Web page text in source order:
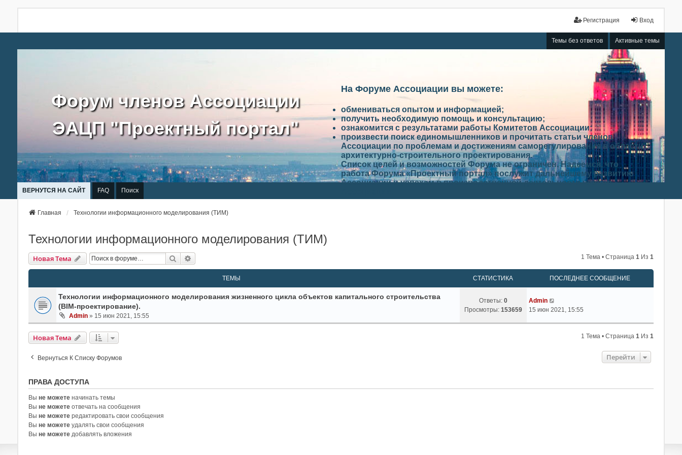
Вход
Регистрация
Темы без ответов Активные темы
Форум членов Ассоциации
ЭАЦП "Проектный портал"
На Форуме Ассоциации вы можете:
обмениваться опытом и информацией;
получить необходимую помощь и консультацию;
ознакомится с результатами работы Комитетов Ассоциации;
произвести поиск единомышленников и прочитать статьи членов
Ассоциации по проблемам и достижениям саморегулирования в области
архитектурно-строительного проектирования.
Список целей и возможностей Форума не ограничен. Надеемся, что
работа Форума «Проектный портал» послужит дальнейшему развитию
Ассоциации и успехам в производственной деятельности членов
ВЕРНУТСЯ НА САЙТ FAQ Поиск
Главная Технологии информационного моделирования (ТИМ)
Технологии информационного моделирования (ТИМ)
Новая Тема Поиск 1 Тема • Страница1 Из1
ТЕМЫ СТАТИСТИКА ПОСЛЕДНЕЕ СООБЩЕНИЕ
Технологии информационного моделирования жизненного цикла объектов капитального строительства
(BIM-проектирование).
Admin» 15 июн 2021, 15:55
Ответы: 0
Просмотры: 153659
Admin
15 июн 2021, 15:55
Новая Тема 1 Тема • Страница1 Из1
Вернуться К Списку Форумов Перейти
ПРАВА ДОСТУПА
Вы не можетеначинать темы
Вы не можетеотвечать на сообщения
Вы не можетередактировать свои сообщения
Вы не можетеудалять свои сообщения
Вы не можетедобавлять вложения